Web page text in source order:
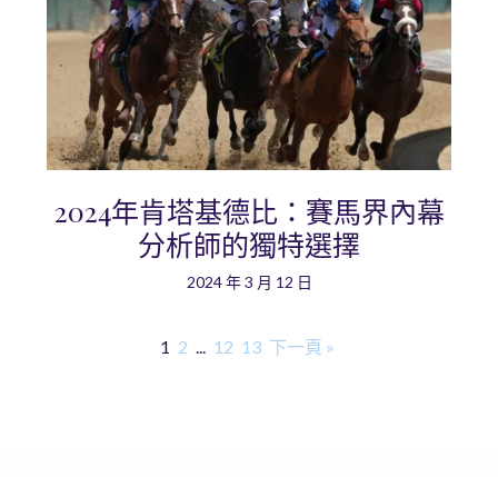
2024年肯塔基德比：賽馬界內幕
分析師的獨特選擇
2024 年 3 月 12 日
1 2 ... 12 13 下一頁 »